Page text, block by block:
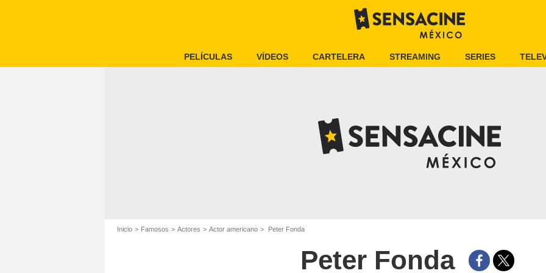
PELÍCULAS VÍDEOS CARTELERA STREAMING SERIES
Inicio Famosos Actores Actor americano Peter Fonda
Peter Fonda